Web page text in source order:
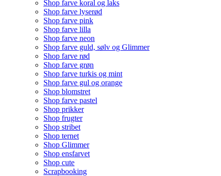
Shop farve koral og laks
Shop farve lyserød
Shop farve pink
Shop farve lilla
Shop farve neon
Shop farve guld, sølv og Glimmer
Shop farve rød
Shop farve grøn
Shop farve turkis og mint
Shop farve gul og orange
Shop blomstret
Shop farve pastel
Shop prikker
Shop frugter
Shop stribet
Shop ternet
Shop Glimmer
Shop ensfarvet
Shop cute
Scrapbooking